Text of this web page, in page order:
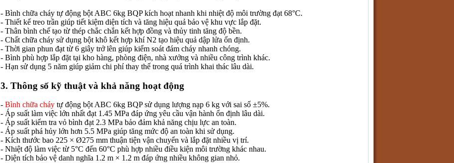
- Bình chữa cháy tự động bột ABC 6kg BQP kích hoạt nhanh khi nhiệt độ môi trường đạt 68°C.
- Thiết kế treo trần giúp tiết kiệm diện tích và tăng hiệu quả bảo vệ khu vực lắp đặt.
- Thân bình chế tạo từ thép chắc chắn kết hợp đồng và thủy tinh tăng độ bền.
- Chất chữa cháy sử dụng bột khô kết hợp khí N2 tạo hiệu quả dập lửa ổn định.
- Thời gian phun đạt từ 6 giây trở lên giúp kiểm soát đám cháy nhanh chóng.
- Bình phù hợp lắp đặt tại kho hàng, phòng điện, nhà xưởng và nhiều công trình khác.
- Hạn sử dụng 5 năm giúp giảm chi phí thay thế trong quá trình khai thác lâu dài.
3. Thông số kỹ thuật và khả năng hoạt động
- Bình chữa cháy tự động bột ABC 6kg BQP sử dụng lượng nạp 6 kg với sai số ±5%.
- Áp suất làm việc lớn nhất đạt 1.45 MPa đáp ứng yêu cầu vận hành ổn định lâu dài.
- Áp suất kiểm tra vỏ bình đạt 2.3 MPa bảo đảm khả năng chịu lực an toàn.
- Áp suất phá hủy lớn hơn 5.5 MPa giúp tăng mức độ an toàn khi sử dụng.
- Kích thước bao 225 × Ø275 mm thuận tiện vận chuyển và lắp đặt nhiều vị trí.
- Nhiệt độ làm việc từ 5°C đến 60°C phù hợp nhiều điều kiện môi trường khác nhau.
- Diện tích bảo vệ danh nghĩa 1.2 m × 1.2 m đáp ứng nhiều không gian nhỏ.